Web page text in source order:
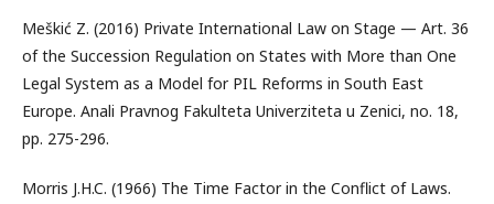
Meškić Z. (2016) Private International Law on Stage — Art. 36
of the Succession Regulation on States with More than One
Legal System as a Model for PIL Reforms in South East
Europe. Anali Pravnog Fakulteta Univerziteta u Zenici, no. 18,
pp. 275-296.
Morris J.H.C. (1966) The Time Factor in the Conflict of Laws.